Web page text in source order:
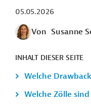
05.05.2026
Von Susanne
INHALT DIESER SEITE
Welche
Welche Zölle